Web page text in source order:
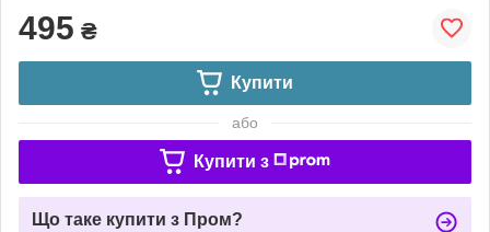
495 ₴
Купити
або
Купити з
Що таке купити з Пром?